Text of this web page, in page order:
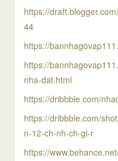
https://
44
https://
https://
nha-dat.html
https://dribbble.com/
https://dribbble.com/
n-12-ch-nh-ch-gi-r
https://